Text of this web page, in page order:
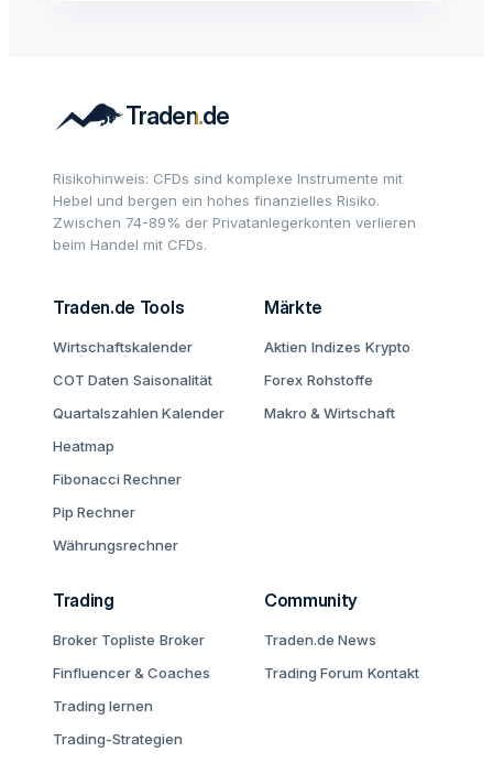
Risikohinweis: CFDs sind komplexe Instrumente mit
Hebel und bergen ein hohes finanzielles Risiko.
Zwischen 74-89% der Privatanlegerkonten verlieren
beim Handel mit CFDs.
Traden.de Tools
Wirtschaftskalender
COT Daten Saisonalität
Quartalszahlen Kalender
Heatmap
Fibonacci Rechner
Pip Rechner
Währungsrechner
Märkte
Aktien Indizes Krypto
Forex Rohstoffe
Makro & Wirtschaft
Trading
Broker Topliste Broker
Finfluencer & Coaches
Trading lernen
Trading-Strategien
Community
Traden.de News
Trading Forum Kontakt